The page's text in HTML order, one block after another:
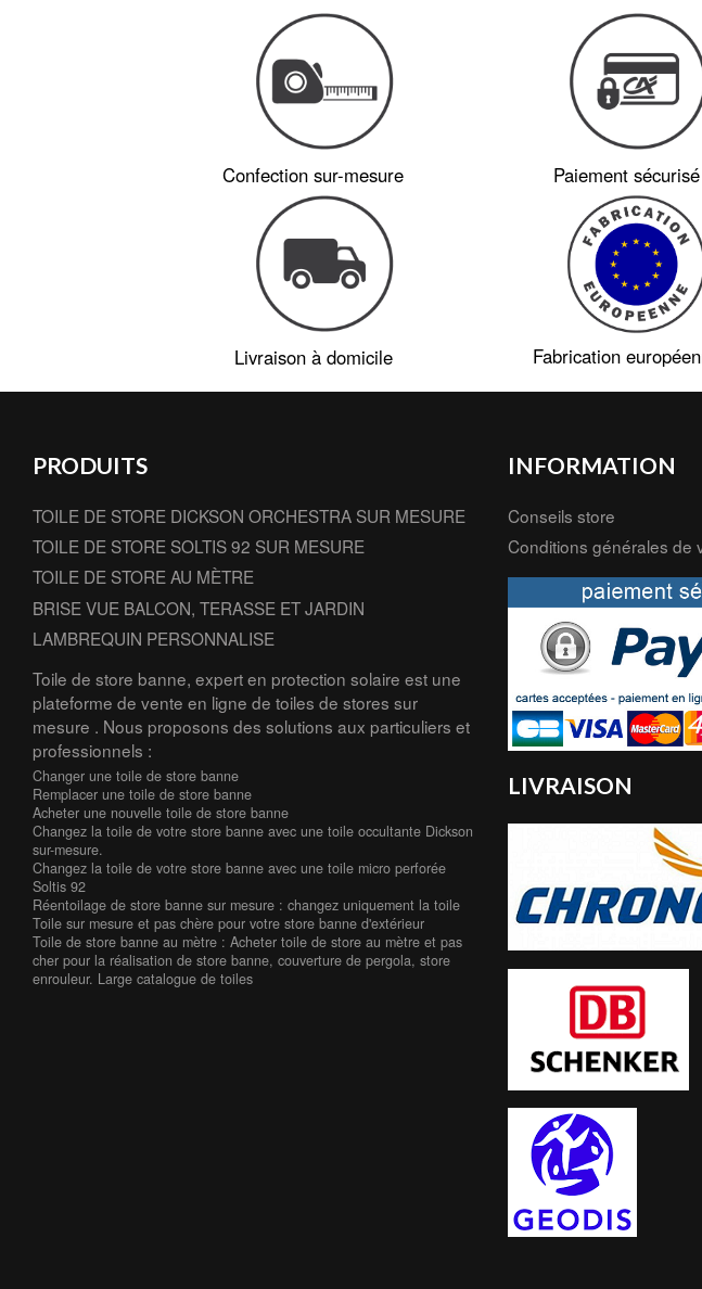
Confection sur-mesure Paiement sécurisé
Livraison à domicile Fabrication
PRODUITS
TOILE DE STORE DICKSON ORCHESTRA SUR MESURE
TOILE DE STORE SOLTIS 92 SUR MESURE
TOILE DE STORE AU MÈTRE
BRISE VUE BALCON, TERASSE ET JARDIN
LAMBREQUIN PERSONNALISE
Toile de store banne, expert en protection solaire est une
plateforme de vente en ligne de toiles de stores sur
mesure . Nous proposons des solutions aux particuliers et
professionnels :
Changer une toile de store banne
Remplacer une toile de store banne
Acheter une nouvelle toile de store banne
Changez la toile de votre store banne avec une toile occultante Dickson
sur-mesure.
Changez la toile de votre store banne avec une toile micro perforée
Soltis 92
Réentoilage de store banne sur mesure : changez uniquement la toile
Toile sur mesure et pas chère pour votre store banne d'extérieur
Toile de store banne au mètre : Acheter toile de store au mètre et pas
cher pour la réalisation de store banne, couverture de pergola, store
enrouleur. Large catalogue de toiles
INFORMATION
Conseils store
Conditions générales de
LIVRAISON